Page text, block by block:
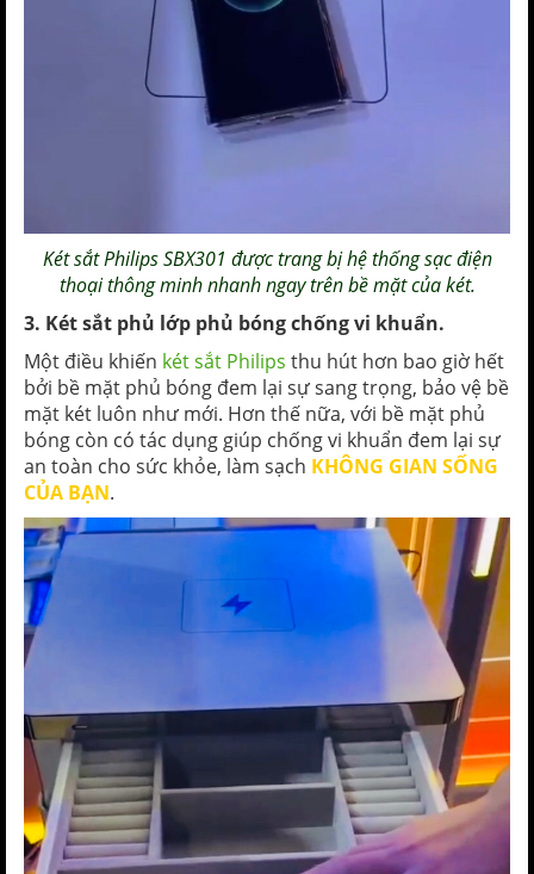
Két sắt PhilipsSBX301 được trang bị hệ thống sạc điện
thoại thông minh nhanh ngay trên bề mặt của két.
3. Két sắt phủ lớp phủ bóng chống vi khuẩn.
Một điều khiến két sắt Philips thu hút hơn bao giờ hết
bởi bề mặt phủ bóng đem lại sự sang trọng, bảo vệ bề
mặt két luôn như mới. Hơn thế nữa, với bề mặt phủ
bóng còn có tác dụng giúp chống vi khuẩn đem lại sự
an toàn cho sức khỏe, làm sạch KHÔNG GIAN SỐNG
CỦA BẠN.